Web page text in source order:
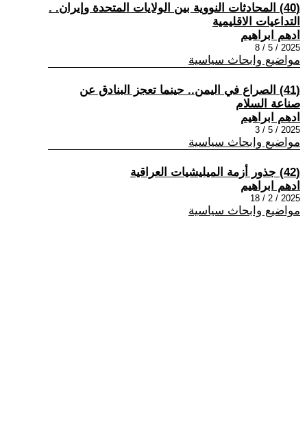
(40) المحادثات النووية بين الولايات المتحدة وإيران. .
التداعيات الاقليمية
ادهم ابراهيم
2025 / 5 / 8
مواضيع وابحاث سياسية
(41) الصراع في اليمن.. حينما تعجز البنادق عن
صناعة السلام
ادهم ابراهيم
2025 / 5 / 3
مواضيع وابحاث سياسية
(42) جذور أزمة الميليشيات العراقية
ادهم ابراهيم
2025 / 2 / 18
مواضيع وابحاث سياسية